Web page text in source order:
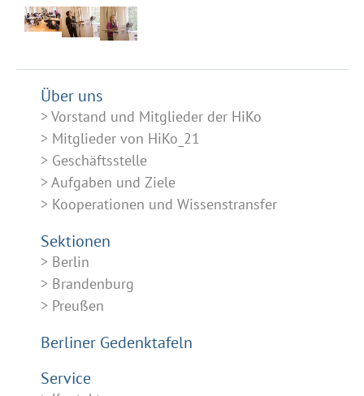
Über uns
Vorstand und Mitglieder der HiKo
Mitglieder von HiKo_21
Geschäftsstelle
Aufgaben und Ziele
Kooperationen und Wissenstransfer
Sektionen
Berlin
Brandenburg
Preußen
Berliner Gedenktafeln
Service